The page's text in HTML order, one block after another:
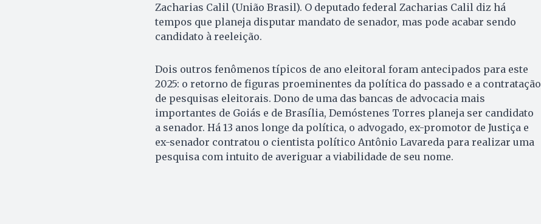
Zacharias Calil (União Brasil). O deputado federal Zacharias Calil diz há
tempos que planeja disputar mandato de senador, mas pode acabar sendo
candidato à reeleição.
Dois outros fenômenos típicos de ano eleitoral foram antecipados para este
2025: o retorno de figuras proeminentes da política do passado e a contratação
de pesquisas eleitorais. Dono de uma das bancas de advocacia mais
importantes de Goiás e de Brasília, Demóstenes Torres planeja ser candidato
a senador. Há 13 anos longe da política, o advogado, ex-promotor de Justiça e
ex-senador contratou o cientista político Antônio Lavareda para realizar uma
pesquisa com intuito de averiguar a viabilidade de seu nome.